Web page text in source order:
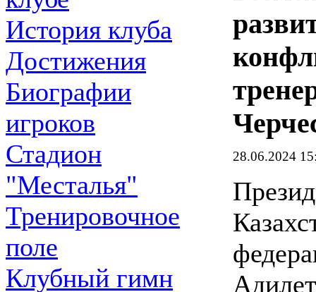
История клуба
Достижения
Биографии
игроков
Стадион
"Месталья"
Тренировочное
поле
Клубный гимн
28.06.2024
Адилет